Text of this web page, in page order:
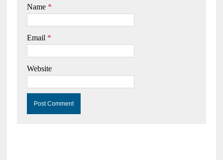
Name *
Email *
Website